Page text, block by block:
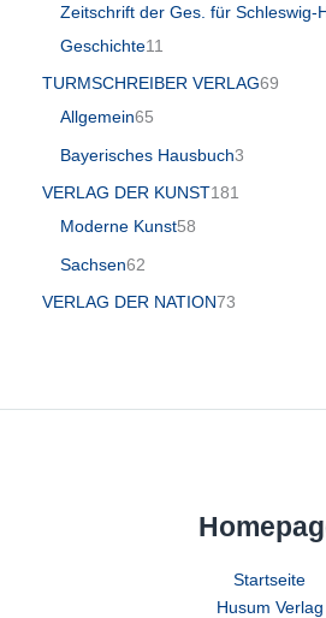
Zeitschrift der Ges. für Schleswig-
Geschichte11
TURMSCHREIBER VERLAG69
Allgemein65
Bayerisches Hausbuch3
VERLAG DER KUNST181
Moderne Kunst58
Sachsen62
VERLAG DER NATION73
Startseite
Husum Verlag